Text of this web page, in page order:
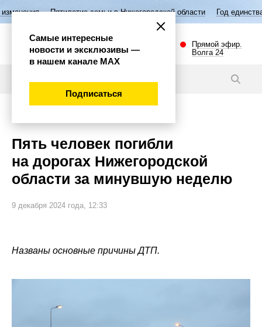
Пятилетие семьи в Нижегородской области Год единства народов
Прямой эфир.
Волга 24
Пять человек погибли
на дорогах Нижегородской
области за минувшую неделю
9 декабря 2024 года, 12:33
Названы основные причины ДТП.
Самые интересные
новости и эксклюзивы —
в нашем канале МАХ
Подписаться